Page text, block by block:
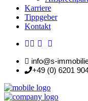
Karriere
Tippgeber
Kontakt
info@s-
+49 (0) 6201